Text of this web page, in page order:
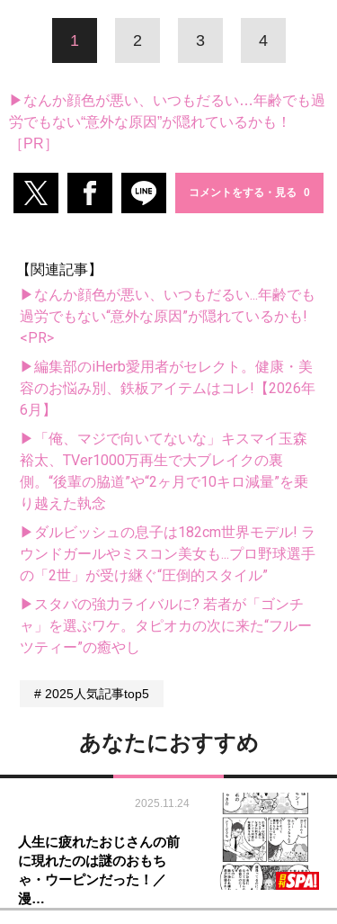
1 2 3 4
▶なんか顔色が悪い、いつもだるい…年齢でも過
労でもない“意外な原因”が隠れているかも！
［PR］
コメントをする・見る
【関連記事】
▶なんか顔色が悪い、いつもだるい...年齢でも
過労でもない“意外な原因”が隠れているかも!
<PR>
▶編集部のiHerb愛用者がセレクト。健康・美
容のお悩み別、鉄板アイテムはコレ!【2026年
6月】
▶「俺、マジで向いてないな」キスマイ玉森
裕太、TVer1000万再生で大ブレイクの裏
側。“後輩の脇道”や“2ヶ月で10キロ減量”を乗
り越えた執念
▶ダルビッシュの息子は182cm世界モデル! ラ
ウンドガールやミスコン美女も...プロ野球選手
の「2世」が受け継ぐ“圧倒的スタイル”
▶スタバの強力ライバルに? 若者が「ゴンチ
ャ」を選ぶワケ。タピオカの次に来た“フルー
ツティー”の癒やし
2025人気記事top5
あなたにおすすめ
2025.11.24
人生に疲れたおじさんの前
に現れたのは謎のおもち
ゃ・ウーピンだった！／
漫…